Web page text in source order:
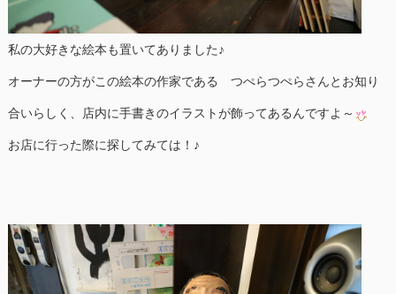
私の大好きな絵本も置いてありました♪
オーナーの方がこの絵本の作家である つぺらつぺらさんとお知り
合いらしく、店内に手書きのイラストが飾ってあるんですよ～
お店に行った際に探してみては！♪